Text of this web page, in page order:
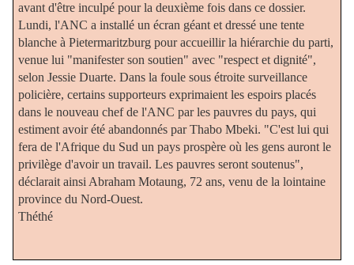
avant d'être inculpé pour la deuxième fois dans ce dossier.
Lundi, l'ANC a installé un écran géant et dressé une tente
blanche à Pietermaritzburg pour accueillir la hiérarchie du parti,
venue lui "manifester son soutien" avec "respect et dignité",
selon Jessie Duarte. Dans la foule sous étroite surveillance
policière, certains supporteurs exprimaient les espoirs placés
dans le nouveau chef de l'ANC par les pauvres du pays, qui
estiment avoir été abandonnés par Thabo Mbeki. "C'est lui qui
fera de l'Afrique du Sud un pays prospère où les gens auront le
privilège d'avoir un travail. Les pauvres seront soutenus",
déclarait ainsi Abraham Motaung, 72 ans, venu de la lointaine
province du Nord-Ouest.
Théthé